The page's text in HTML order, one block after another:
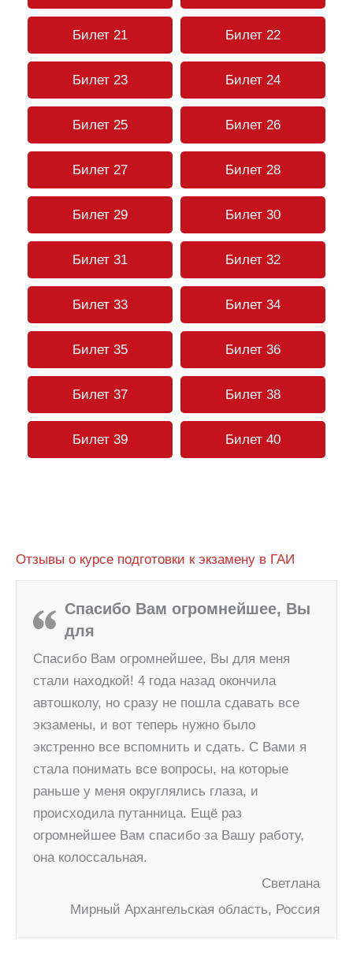
Билет 21 Билет 22
Билет 23 Билет 24
Билет 25 Билет 26
Билет 27 Билет 28
Билет 29 Билет 30
Билет 31 Билет 32
Билет 33 Билет 34
Билет 35 Билет 36
Билет 37 Билет 38
Билет 39 Билет 40
Отзывы о курсе подготовки к экзамену в ГАИ
Спасибо Вам огромнейшее, Вы
для
Спасибо Вам огромнейшее, Вы для меня
стали находкой! 4 года назад окончила
автошколу, но сразу не пошла сдавать все
экзамены, и вот теперь нужно было
экстренно все вспомнить и сдать. С Вами я
стала понимать все вопросы, на которые
раньше у меня округлялись глаза, и
происходила путанница. Ещё раз
огромнейшее Вам спасибо за Вашу работу,
она колоссальная.
Светлана
Мирный Архангельская область, Россия